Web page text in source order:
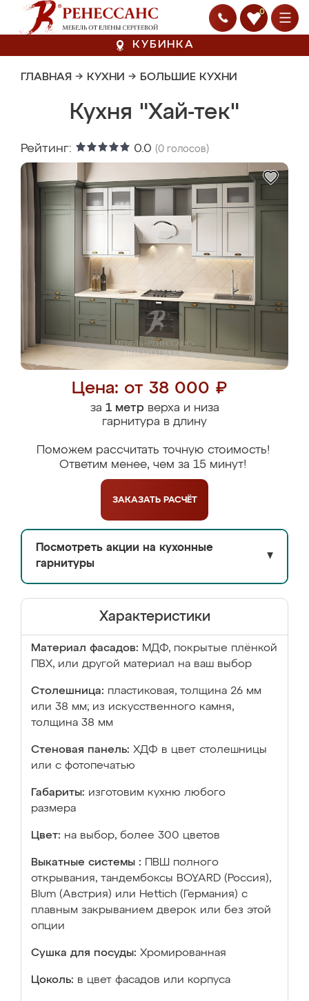
0
КУБИНКА
ГЛАВНАЯ → КУХНИ → БОЛЬШИЕ КУХНИ
Кухня "Хай-тек"
Рейтинг: 0.0 (0 голосов)
Цена: от 38 000 ₽
за 1 метрверха и низа
гарнитура в длину
Поможем рассчитать точную стоимость!
Ответим менее, чем за 15 минут!
ЗАКАЗАТЬ РАСЧЁТ
Посмотреть акции на кухонные
гарнитуры
▼
Характеристики
Материал фасадов: МДФ, покрытые плёнкой
ПВХ, или другой материал на ваш выбор
Столешница: пластиковая, толщина 26 мм
или 38 мм; из искусственного камня,
толщина 38 мм
Стеновая панель: ХДФ в цвет столешницы
или с фотопечатью
Габариты: изготовим кухню любого
размера
Цвет: на выбор, более 300 цветов
Выкатные системы :
ПВШ полного
открывания, тандембоксы BOYARD (Россия),
Blum (Австрия) или Hettich (Германия) с
плавным закрыванием дверок или без этой
опции
Сушка для посуды: Хромированная
Цоколь: в цвет фасадов или корпуса